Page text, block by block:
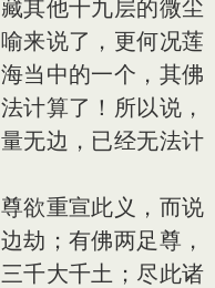
其他十九层的微尘
来说了，更何况莲
当中的一个，其佛
计算了！所以说，
无边，已经无法计
欲重宣此义，而说
劫；有佛两足尊，
千大千土；尽此诸